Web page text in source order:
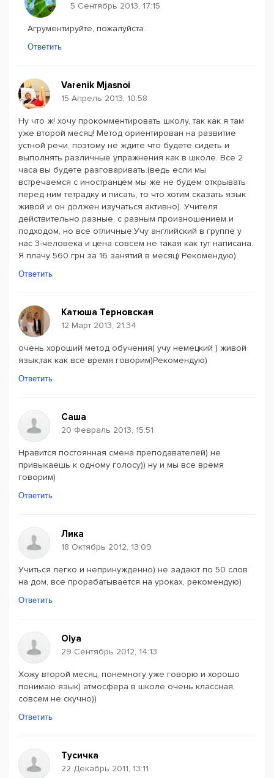
5 Сентябрь 2013, 17:15
Агрументируйте, пожалуйста.
Ответить
Varenik Mjasnoi
15 Апрель 2013, 10:58
Ну что ж! хочу прокомментировать школу, так как я там
уже второй месяц! Метод ориентирован на развитие
устной речи, поэтому не ждите что будете сидеть и
выполнять различные упражнения как в школе. Все 2
часа вы будете разговаривать.(ведь если мы
встречаемся с иностранцем мы же не будем открывать
перед ним тетрадку и писать, то что хотим сказать язык
живой и он должен изучаться активно). Учителя
действительно разные, с разным произношением и
подходом, но все отличные.Учу английский в группе у
нас 3-человека и цена совсем не такая как тут написана.
Я плачу 560 грн за 16 занятий в месяц) Рекомендую)
Ответить
Катюша Терновская
12 Март 2013, 21:34
очень хороший метод обучения( учу немецкий ) живой
язык,так как все время говорим)Рекомендую)
Ответить
Саша
20 Февраль 2013, 15:51
Нравится постоянная смена преподавателей) не
привыкаешь к одному голосу)) ну и мы все время
говорим)
Ответить
Лика
18 Октябрь 2012, 13:09
Учиться легко и непринужденно) не задают по 50 слов
на дом, все прорабатывается на уроках, рекомендую)
Ответить
Olya
29 Сентябрь 2012, 14:13
Хожу второй месяц, понемногу уже говорю и хорошо
понимаю язык) атмосфера в школе очень классная,
совсем не скучно))
Ответить
Тусичка
22 Декабрь 2011, 13:11